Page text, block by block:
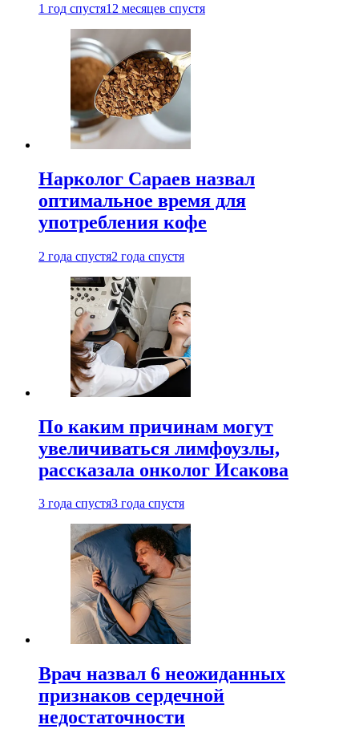
1 год спустя12 месяцев спустя
Нарколог Сараев назвал
оптимальное время для
употребления кофе
2 года спустя2 года спустя
По каким причинам могут
увеличиваться лимфоузлы,
рассказала онколог Исакова
3 года спустя3 года спустя
Врач назвал 6 неожиданных
признаков сердечной
недостаточности